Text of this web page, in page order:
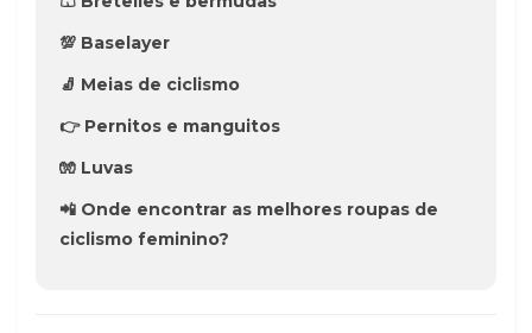
💯 Baselayer
🧦 Meias de ciclismo
👉 Pernitos e manguitos
🧤 Luvas
📲 Onde encontrar as melhores roupas de
ciclismo feminino?